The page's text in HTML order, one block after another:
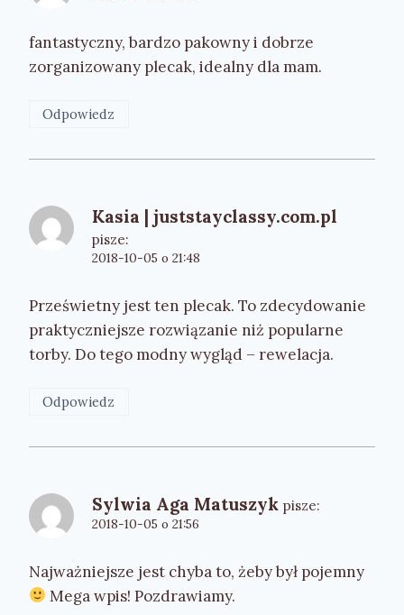
fantastyczny, bardzo pakowny i dobrze
zorganizowany plecak, idealny dla mam.
Odpowiedz
Kasia | juststayclassy.com.pl
pisze:
2018-10-05 o 21:48
Prześwietny jest ten plecak. To zdecydowanie
praktyczniejsze rozwiązanie niż popularne
torby. Do tego modny wygląd – rewelacja.
Odpowiedz
Sylwia Aga Matuszyk pisze:
2018-10-05 o 21:56
Najważniejsze jest chyba to, żeby był pojemny
Mega wpis! Pozdrawiamy.